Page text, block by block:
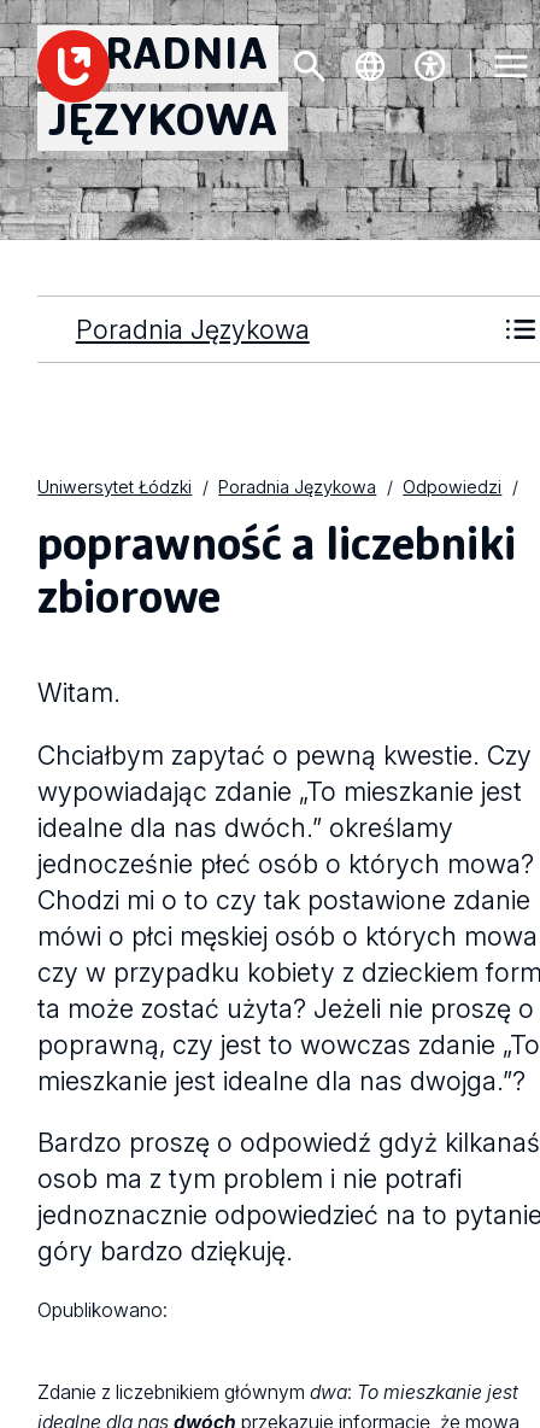
PORADNIA
JĘZYKOWA
Poradnia Językowa
Uniwersytet Łódzki Poradnia Językowa Odpowiedzi
poprawność a liczebniki
zbiorowe
Witam.
Chciałbym zapytać o pewną kwestie. Czy
wypowiadając zdanie „To mieszkanie jest
idealne dla nas dwóch.” określamy
jednocześnie płeć osób o których mowa?
Chodzi mi o to czy tak postawione zdanie
mówi o płci męskiej osób o których
czy w przypadku kobiety z dzieckiem
ta może zostać użyta? Jeżeli nie proszę o
poprawną, czy jest to wowczas zdanie „To
mieszkanie jest idealne dla nas dwojga.”?
Bardzo proszę o odpowiedź gdyż
osob ma z tym problem i nie potrafi
jednoznacznie odpowiedzieć na to
góry bardzo dziękuję.
Opublikowano:
Zdanie z liczebnikiem głównymdwa: To mieszkanie jest
idealne dla nasdwóch przekazuje informację, że mowa